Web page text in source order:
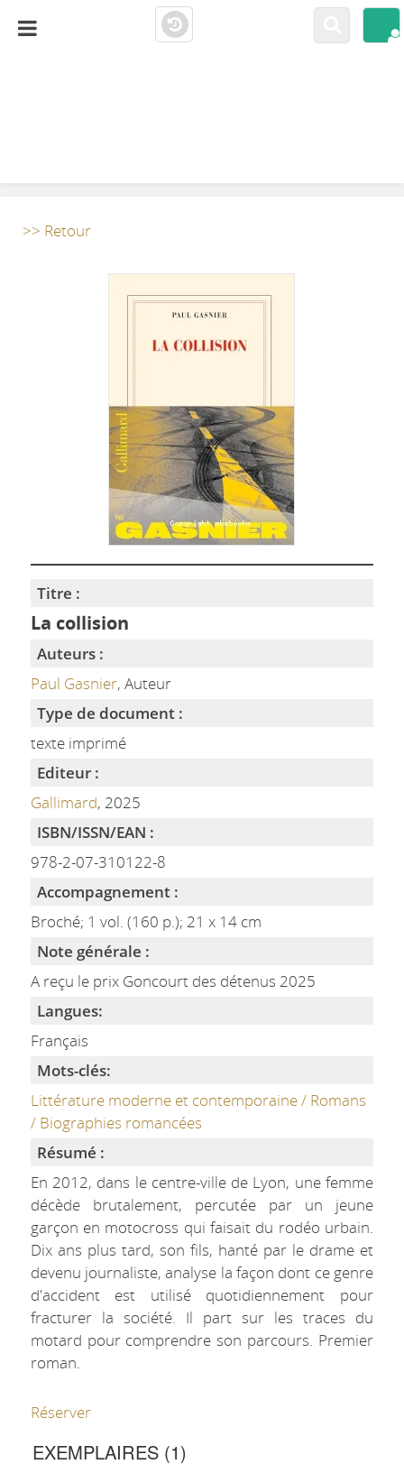
>> Retour
Titre :
La collision
Auteurs :
Paul Gasnier, Auteur
Type de document :
texte imprimé
Editeur :
Gallimard, 2025
ISBN/ISSN/EAN :
978-2-07-310122-8
Accompagnement :
Broché; 1 vol. (160 p.); 21 x 14 cm
Note générale :
A reçu le prix Goncourt des détenus 2025
Langues:
Français
Mots-clés:
Littérature moderne et contemporaine / Romans
/ Biographies romancées
Résumé :
En 2012, dans le centre-ville de Lyon, une femme
décède brutalement, percutée par un jeune
garçon en motocross qui faisait du rodéo urbain.
Dix ans plus tard, son fils, hanté par le drame et
devenu journaliste, analyse la façon dont ce genre
d'accident est utilisé quotidiennement pour
fracturer la société. Il part sur les traces du
motard pour comprendre son parcours. Premier
roman.
Réserver
EXEMPLAIRES (1)